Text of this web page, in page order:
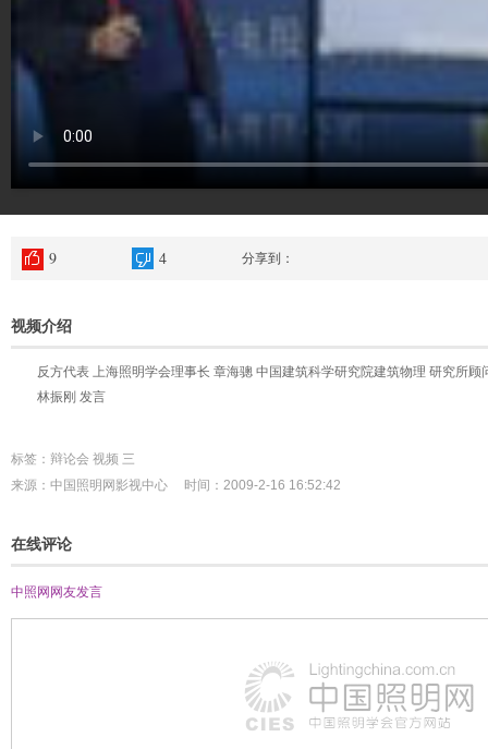
9 4 分享到：
视频介绍
反方代表 上海照明学会理事长 章海骢 中国建筑科学研究院建筑物理 研究所顾
林振刚 发言
标签：辩论会 视频 三
来源：中国照明网影视中心 时间：2009-2-16 16:52:42
在线评论
中照网网友发言